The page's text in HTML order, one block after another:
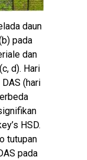
daun
pada
dan
d). Hari
(hari
HSD.
tutupan
pada